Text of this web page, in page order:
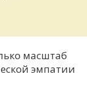
масштаб
эмпатии